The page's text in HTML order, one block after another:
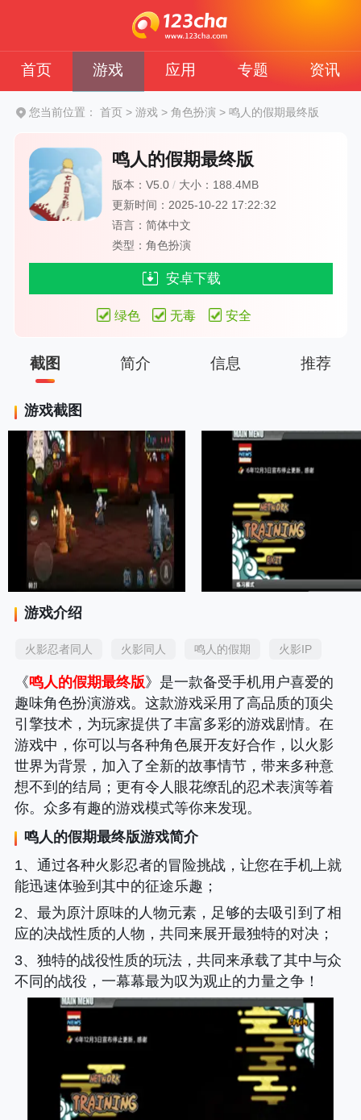
首页 游戏 应用 专题 资讯
您当前位置： 首页 > 游戏 > 角色扮演 >鸣人的假期最终版
鸣人的假期最终版
版本：V5.0/ 大小：188.4MB
更新时间：2025-10-22 17:22:32
语言：简体中文
类型：角色扮演
安卓下载
绿色 无毒 安全
截图 简介 信息 推荐
游戏截图
游戏介绍
火影忍者同人 火影同人 鸣人的假期 火影IP
《鸣人的假期最终版》是一款备受手机用户喜爱的
趣味角色扮演游戏。这款游戏采用了高品质的顶尖
引擎技术，为玩家提供了丰富多彩的游戏剧情。在
游戏中，你可以与各种角色展开友好合作，以火影
世界为背景，加入了全新的故事情节，带来多种意
想不到的结局；更有令人眼花缭乱的忍术表演等着
你。众多有趣的游戏模式等你来发现。
鸣人的假期最终版游戏简介
1、通过各种火影忍者的冒险挑战，让您在手机上就
能迅速体验到其中的征途乐趣；
2、最为原汁原味的人物元素，足够的去吸引到了相
应的决战性质的人物，共同来展开最独特的对决；
3、独特的战役性质的玩法，共同来承载了其中与众
不同的战役，一幕幕最为叹为观止的力量之争！